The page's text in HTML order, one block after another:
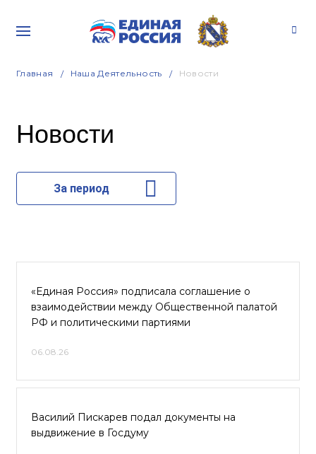
Главная Наша Деятельность Новости
Новости
За период
«Единая Россия» подписала соглашение о
взаимодействии между Общественной палатой
РФ и политическими партиями
06.08.26
Василий Пискарев подал документы на
выдвижение в Госдуму